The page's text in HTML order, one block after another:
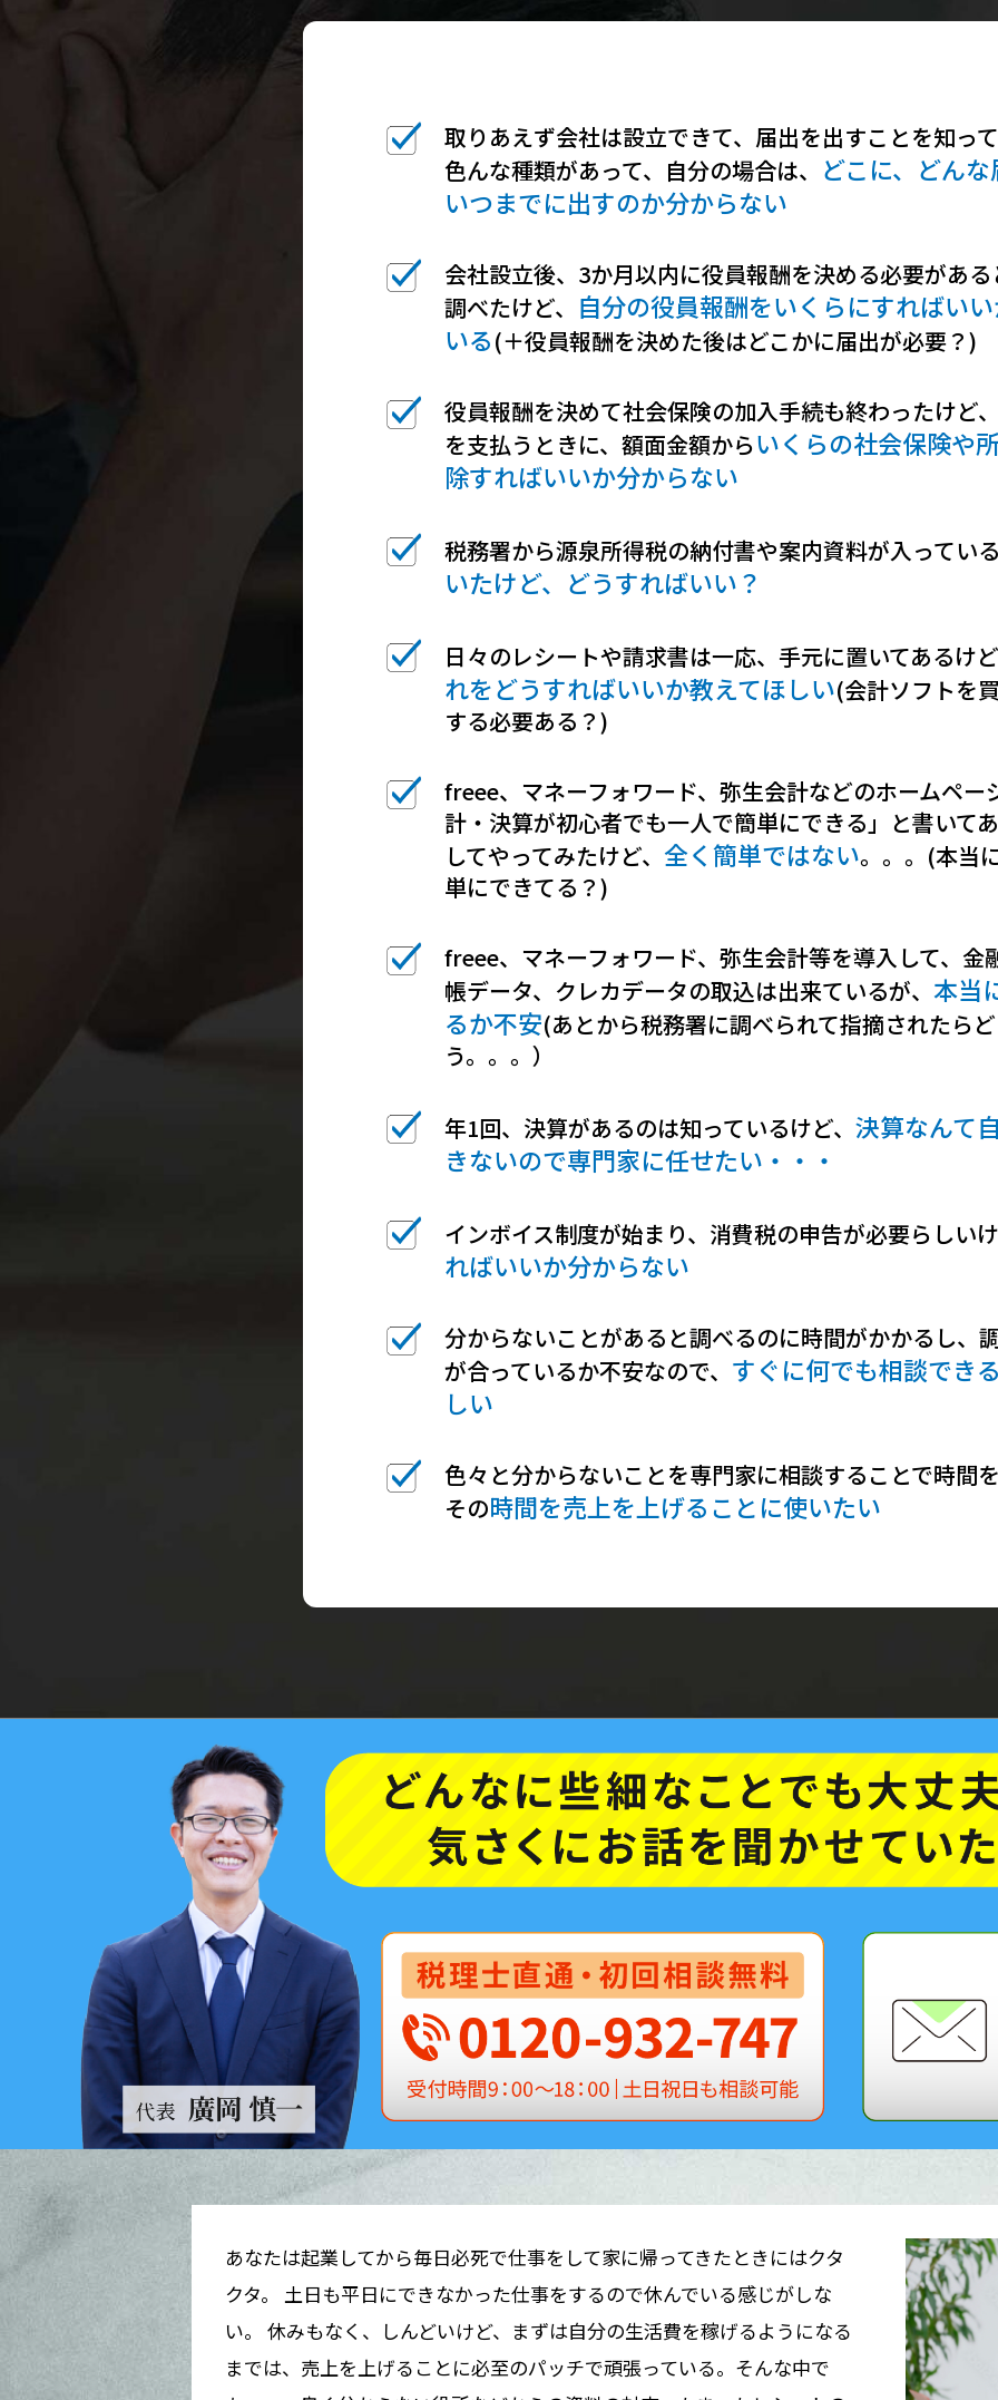
取りあえず会社は設立できて、届出を出すことを知っ
色んな種類があって、自分の場合は、 どこに、どん
いつまでに出すのか分からない
会社設立後、3か月以内に役員報酬を決める必要があ
調べたけど、 自分の役員報酬をいくらにすればい
いる(＋役員報酬を決めた後はどこかに届出が必要？)
役員報酬を決めて社会保険の加入手続も終わったけど
を支払うときに、額面金額からいくらの社会保険や
除すればいいか分からない
税務署から源泉所得税の納付書や案内資料が入ってい
いたけど、どうすればいい？
日々のレシートや請求書は一応、手元に置いてあるけ
れをどうすればいいか教えてほしい(会計ソフトを
する必要ある？)
freee、マネーフォワード、弥生会計などのホームペー
計・決算が初心者でも一人で簡単にできる」と書いて
してやってみたけど、 全く簡単ではない。。。(本当
単にできてる？)
freee、マネーフォワード、弥生会計等を導入して、金
帳データ、クレカデータの取込は出来ているが、 本当
るか不安(あとから税務署に調べられて指摘されたら
う。。。）
年1回、決算があるのは知っているけど、 決算なんて
きないので専門家に任せたい・・・
インボイス制度が始まり、消費税の申告が必要らしい
ればいいか分からない
分からないことがあると調べるのに時間がかかるし、
が合っているか不安なので、 すぐに何でも相談でき
しい
色々と分からないことを専門家に相談することで時間
その時間を売上を上げることに使いたい
あなたは起業してから毎日必死で仕事をして家に帰ってきたときにはクタ
クタ。 土日も平日にできなかった仕事をするので休んでいる感じがしな
い。 休みもなく、しんどいけど、まずは自分の生活費を稼げるようになる
までは、売上を上げることに必至のパッチで頑張っている。そんな中で